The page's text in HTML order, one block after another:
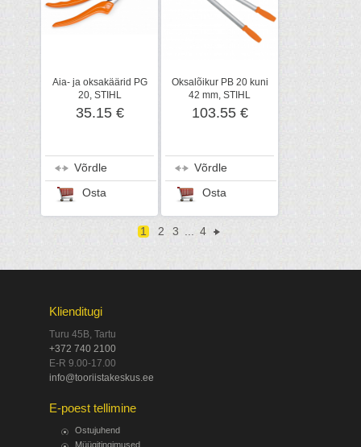
Aia- ja oksakäärid PG
20, STIHL
35.15 €
Võrdle
Osta
Oksalõikur PB 20 kuni
42 mm, STIHL
103.55 €
Võrdle
Osta
1 2 3 ... 4
Klienditugi
Turu 45B, Tartu
+372 740 2100
E-R 9.00-17.00
info@tooriistakeskus.ee
E-poest tellimine
Ostujuhend
Müügitingimused